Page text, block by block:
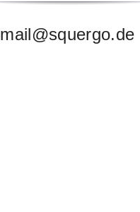
mail@squergo.de